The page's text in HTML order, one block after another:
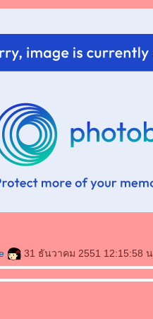
31 ธันวาคม 2551 12:15:58 น.